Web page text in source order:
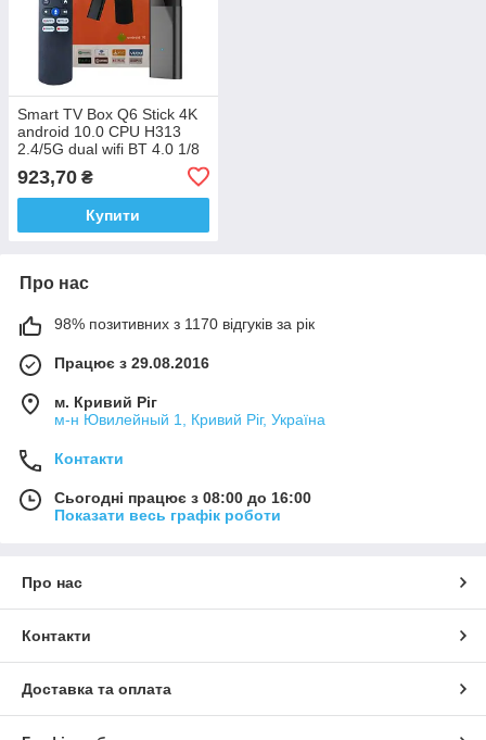
Smart TV Box Q6 Stick 4K
android 10.0 CPU H313
2.4/5G dual wifi BT 4.0 1/8
923,70 ₴
Купити
Про нас
98% позитивних з 1170 відгуків за рік
Працює з 29.08.2016
м. Кривий Ріг
м-н Ювилейный 1, Кривий Ріг, Україна
Контакти
Сьогодні працює з 08:00 до 16:00
Показати весь графік роботи
Про нас
Контакти
Доставка та оплата